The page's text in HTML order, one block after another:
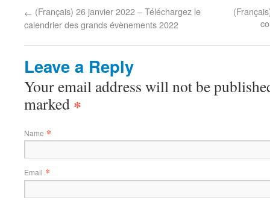
← (Français) 26 janvier 2022 – Téléchargez le
calendrier des grands évènements 2022
Leave a Reply
Your email address will not be
marked *
Name *
Email *